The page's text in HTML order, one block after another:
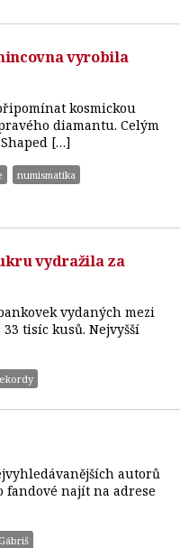
vyrobila
kosmickou
diamantu. Celým
[…]
numismatika
vydražila za
vydaných mezi
tisíc kusů. Nejvyšší
autorů
najít na adrese